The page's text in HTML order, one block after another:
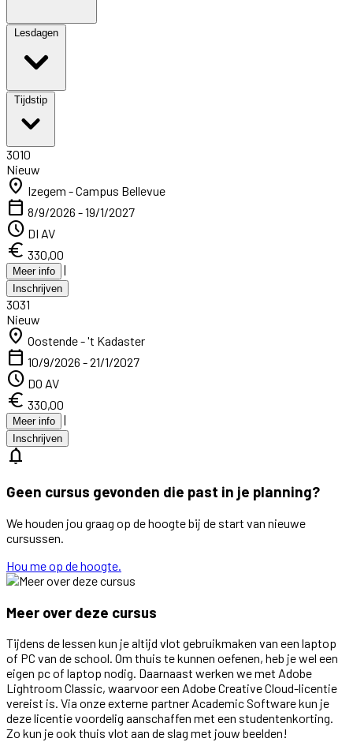
Lesdagen
Tijdstip
3010
Nieuw
location_on Izegem - Campus Bellevue
calendar_today 8/9/2026 - 19/1/2027
schedule DI AV
euro 330,00
Meer info |
Inschrijven
3031
Nieuw
location_on Oostende - 't Kadaster
calendar_today 10/9/2026 - 21/1/2027
schedule DO AV
euro 330,00
Meer info |
Inschrijven
notifications
Geen cursus gevonden die past in je planning?
We houden jou graag op de hoogte bij de start van nieuwe
cursussen.
Hou me op de hoogte.
Meer over deze cursus
Tijdens de lessen kun je altijd vlot gebruikmaken van een laptop
of PC van de school. Om thuis te kunnen oefenen, heb je wel een
eigen pc of laptop nodig. Daarnaast werken we met Adobe
Lightroom Classic, waarvoor een Adobe Creative Cloud-licentie
vereist is. Via onze externe partner Academic Software kun je
deze licentie voordelig aanschaffen met een studentenkorting.
Zo kun je ook thuis vlot aan de slag met jouw beelden!